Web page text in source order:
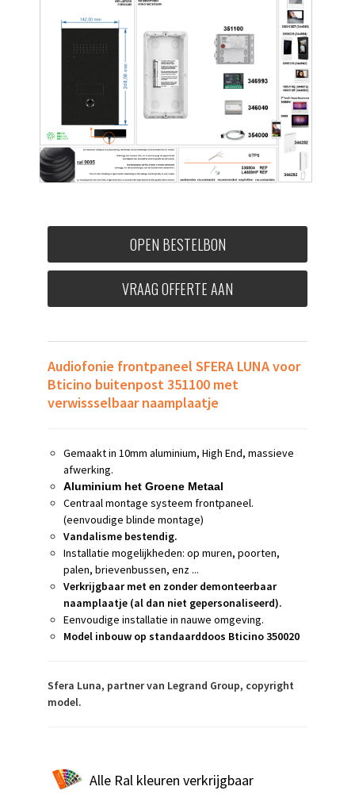
OPEN BESTELBON
VRAAG OFFERTE AAN
Audiofonie frontpaneel SFERA LUNA voor
Bticino buitenpost 351100 met
verwissselbaar naamplaatje
Gemaakt in 10mm aluminium, High End, massieve
afwerking.
Aluminium het Groene Metaal
Centraal montage systeem frontpaneel.
(eenvoudige blinde montage)
Vandalisme bestendig.
Installatie mogelijkheden: op muren, poorten,
palen, brievenbussen, enz ...
Verkrijgbaar met en zonder demonteerbaar
naamplaatje (al dan niet gepersonaliseerd).
Eenvoudige installatie in nauwe omgeving.
Model inbouw op standaarddoos Bticino 350020
Sfera Luna, partner van Legrand Group, copyright
model.
Alle Ral kleuren verkrijgbaar